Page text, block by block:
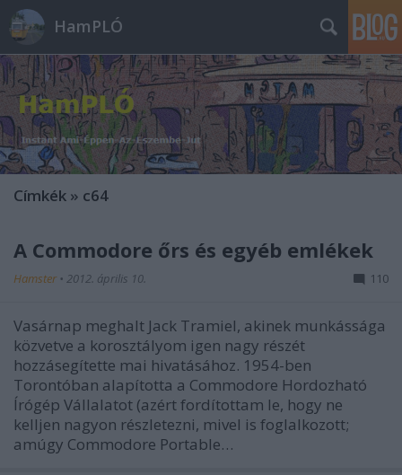
HamPLÓ
Címkék » c64
A Commodore őrs és egyéb emlékek
Hamster • 2012. április 10. 110
Vasárnap meghalt Jack Tramiel, akinek munkássága
közvetve a korosztályom igen nagy részét
hozzásegítette mai hivatásához. 1954-ben
Torontóban alapította a Commodore Hordozható
Írógép Vállalatot (azért fordítottam le, hogy ne
kelljen nagyon részletezni, mivel is foglalkozott;
amúgy Commodore Portable…